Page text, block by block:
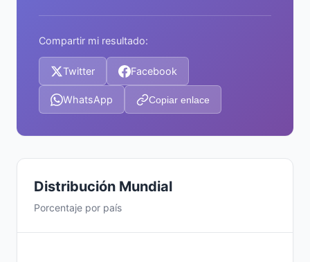
Compartir mi resultado:
Twitter Facebook
WhatsApp Copiar enlace
Distribución Mundial
Porcentaje por país